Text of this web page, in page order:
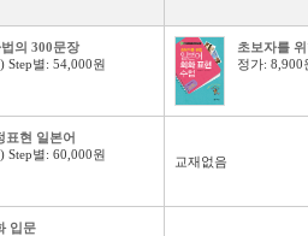
의 300문장
Step별: 54,000원
초보자를
정가: 8,900
표현 일본어
Step별: 60,000원
교재없음
입문